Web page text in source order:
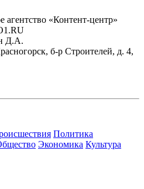
«Контент-центр»
Д.А.
б-р Строителей, д. 4,
Политика
Экономика Культура